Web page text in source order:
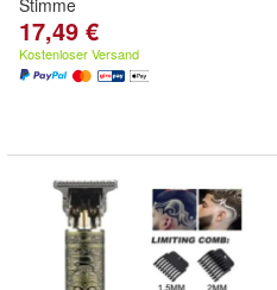
Stimme
17,49 €
Kostenloser Versand